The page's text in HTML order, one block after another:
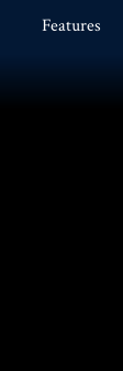
Features